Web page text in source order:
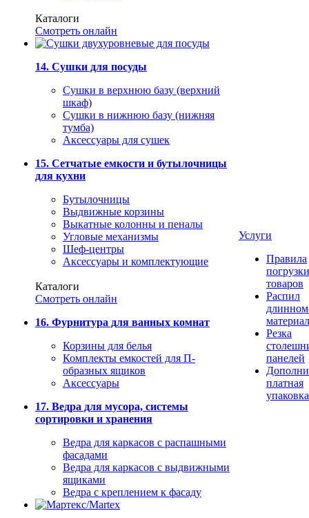
Каталоги
Смотреть онлайн
14. Сушки для посуды
Сушки в верхнюю базу (верхний
шкаф)
Сушки в нижнюю базу (нижняя
тумба)
Аксессуары для сушек
15. Сетчатые емкости и бутылочницы
для кухни
Бутылочницы
Выдвижные корзины
Выкатные колонны и пеналы
Угловые механизмы
Шеф-центры
Аксессуары и комплектующие
Каталоги
Смотреть онлайн
16. Фурнитура для ванных комнат
Корзины для белья
Комплекты емкостей для П-
образных ящиков
Аксессуары
17. Ведра для мусора, системы
сортировки и хранения
Ведра для каркасов с распашными
фасадами
Ведра для каркасов с выдвижными
ящиками
Ведра с креплением к фасаду
Услуги
Правила
погрузки
товаров
Распил
Резка
панелей
платная
упаковка